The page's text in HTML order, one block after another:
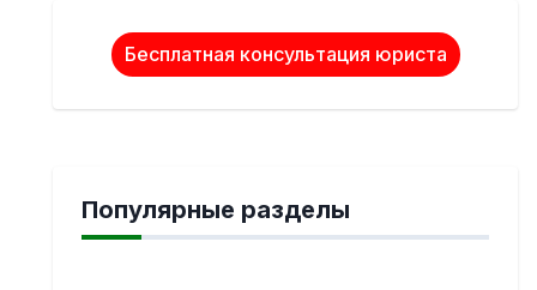
Бесплатная консультация юриста
Популярные разделы